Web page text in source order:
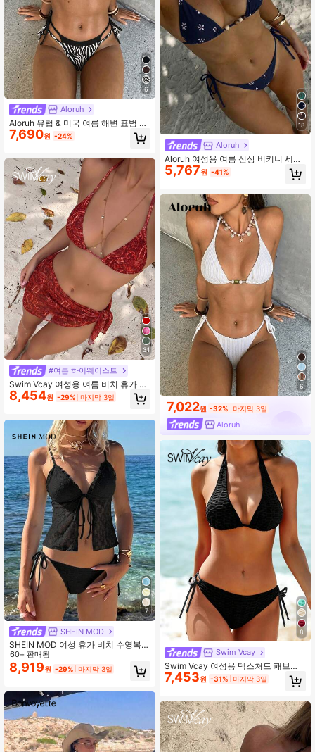
6
Aloruh
Aloruh 유럽 & 미국 여름 해변 표범 무
늬 2 in 1 섹시한 비키니 세트 여성용
7,690원 -24%
31
#여름 하이웨이스트
Swim Vcay 여성용 여름 비치 휴가 패
턴 홀터넥 타이백 섹시 비키니 수영복
3피스 세트
8,454원 -29% 마지막 3일
7
SHEIN MOD
SHEIN MOD 여성 휴가 비치 수영복
세트
60+ 판매됨
8,919원 -29% 마지막 3일
18
Aloruh
Aloruh 여성용 여름 신상 비키니 세트,
타이다이 타이다이 프린트 패턴, 섹시
한 파티 뮤직 페스티벌 무지개빛 쉘 장
5,767원 -41%
6
7,022원 -32% 마지막 3일
Aloruh
8
Swim Vcay
Swim Vcay 여성용 텍스처드 패브릭
홀터넥 백리스 트라이앵글 비키니 탑
및 타이 사이드 트라이앵글 비키니 바
7,453원 -31% 마지막 3일